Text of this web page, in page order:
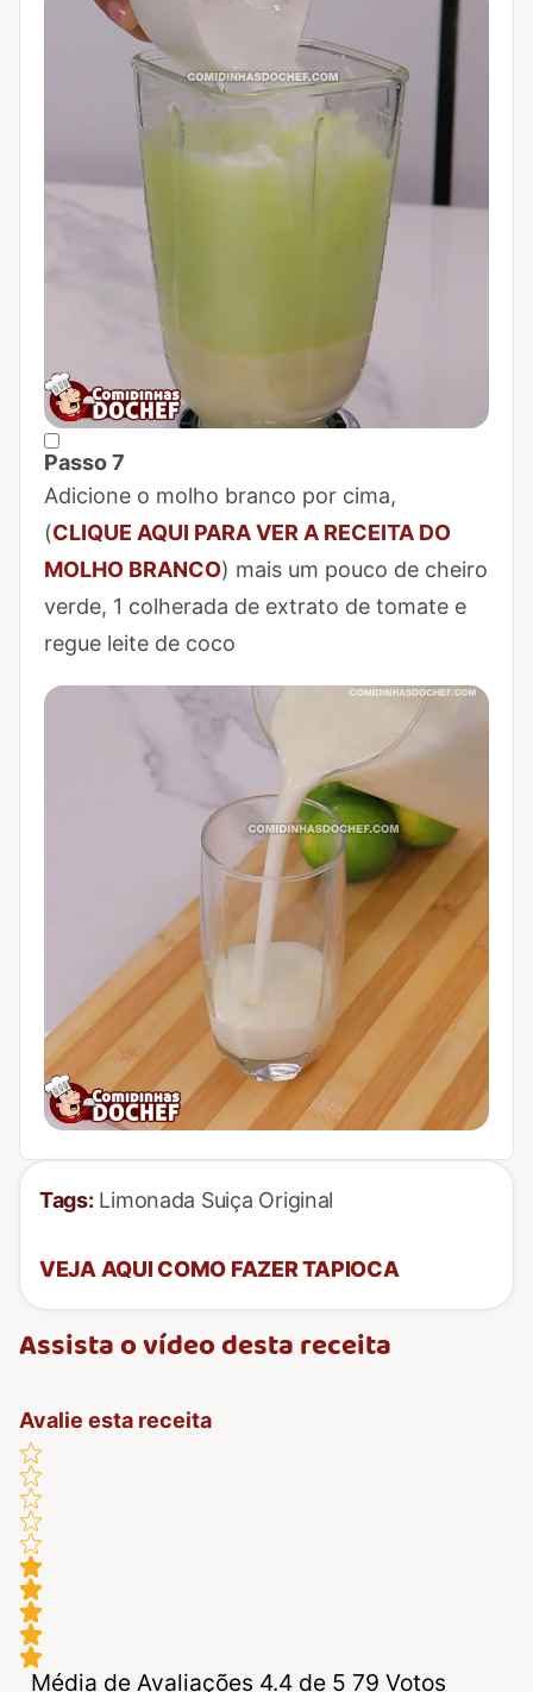
Passo 7
Marcar Passo 7 como concluído
Adicione o molho branco por cima,
(CLIQUE AQUI PARA VER A RECEITA DO
MOLHO BRANCO) mais um pouco de cheiro
verde, 1 colherada de extrato de tomate e
regue leite de coco
Tags: Limonada Suiça Original
VEJA AQUI COMO FAZER TAPIOCA
Assista o vídeo desta receita
Avalie esta receita
Média de Avaliações 4.4 de 5 79 Votos